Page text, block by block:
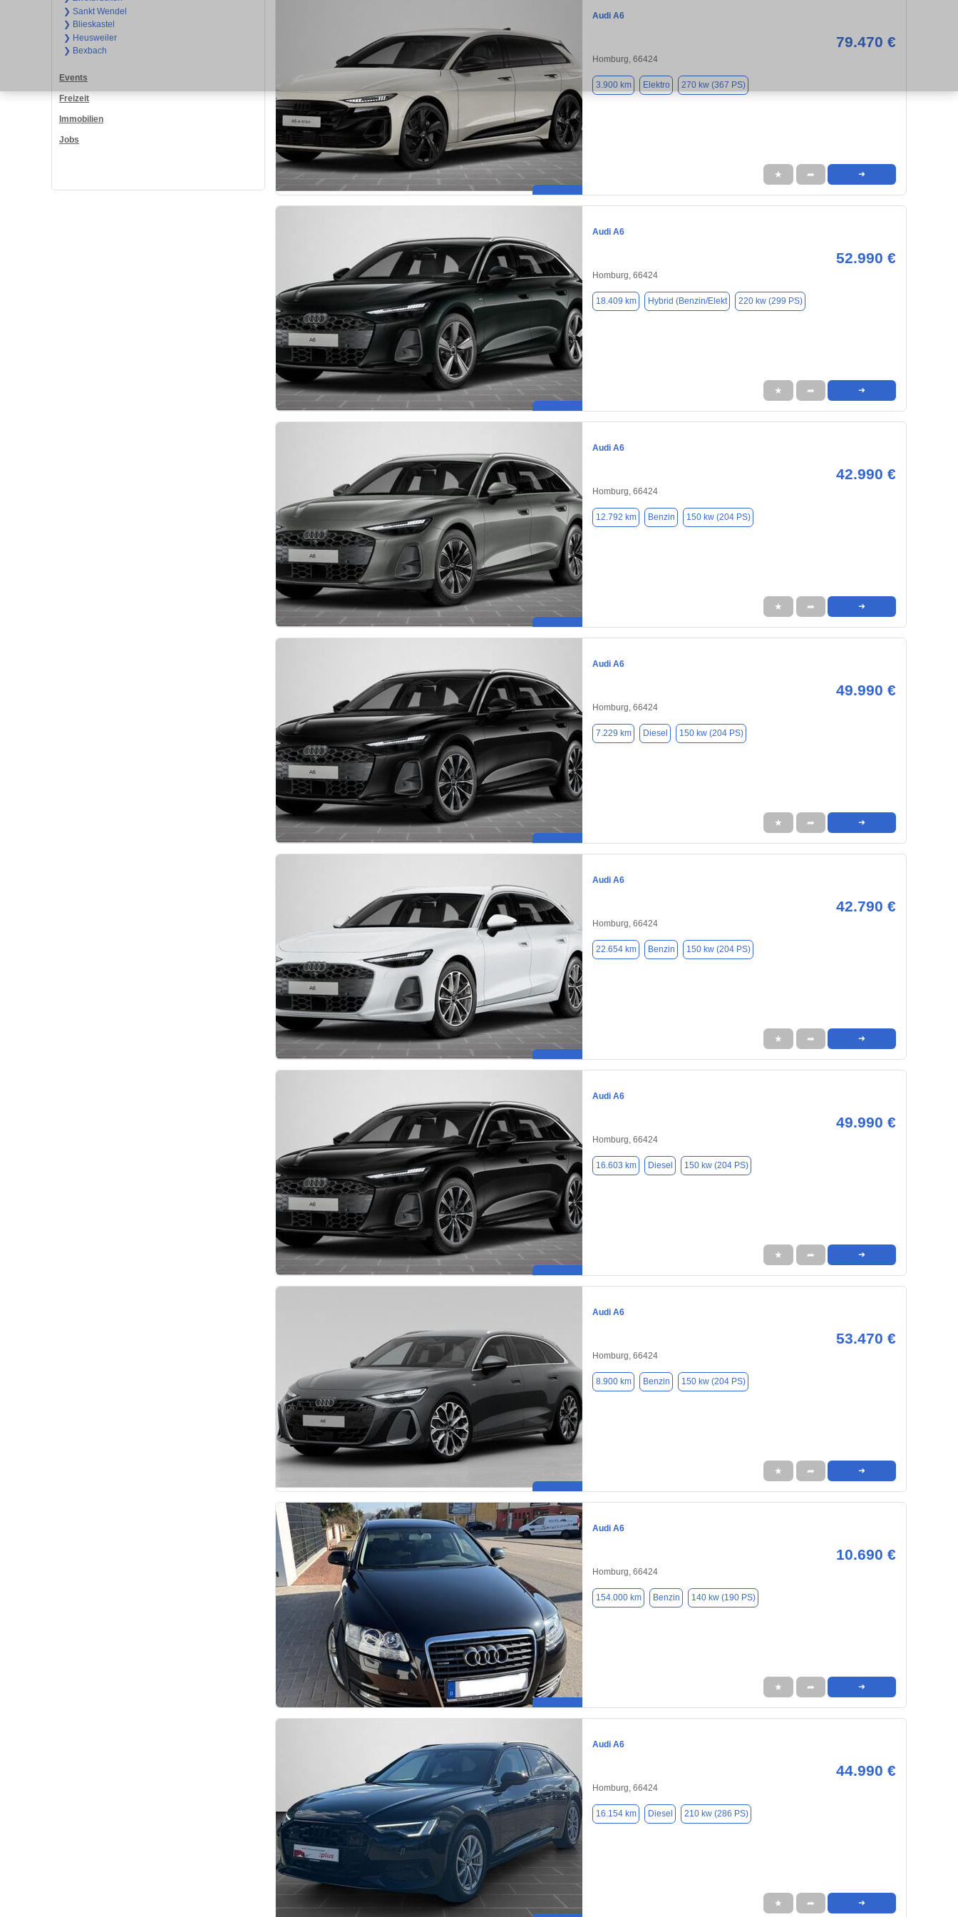
❯ Sankt Wendel
❯ Blieskastel
❯ Heusweiler
❯ Bexbach
Events
Freizeit
Immobilien
Jobs
Audi A6
79.470 €
Homburg, 66424
3.900 km Elektro 270 kw (367 PS)
★ ➦ ➜
Audi A6
52.990 €
Homburg, 66424
18.409 km Hybrid (Benzin/Elekt 220 kw (299 PS)
★ ➦ ➜
Audi A6
42.990 €
Homburg, 66424
12.792 km Benzin 150 kw (204 PS)
★ ➦ ➜
Audi A6
49.990 €
Homburg, 66424
7.229 km Diesel 150 kw (204 PS)
★ ➦ ➜
Audi A6
42.790 €
Homburg, 66424
22.654 km Benzin 150 kw (204 PS)
★ ➦ ➜
Audi A6
49.990 €
Homburg, 66424
16.603 km Diesel 150 kw (204 PS)
★ ➦ ➜
Audi A6
53.470 €
Homburg, 66424
8.900 km Benzin 150 kw (204 PS)
★ ➦ ➜
Audi A6
10.690 €
Homburg, 66424
154.000 km Benzin 140 kw (190 PS)
★ ➦ ➜
Audi A6
44.990 €
Homburg, 66424
16.154 km Diesel 210 kw (286 PS)
★ ➦ ➜